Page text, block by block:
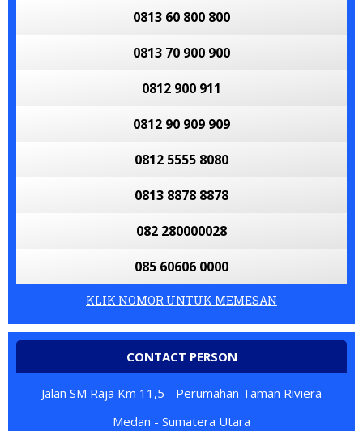
0813 60 800 800
0813 70 900 900
0812 900 911
0812 90 909 909
0812 5555 8080
0813 8878 8878
082 280000028
085 60606 0000
KLIK NOMOR UNTUK MEMESAN
CONTACT PERSON
Jalan SM Raja Km 11,5 - Perumahan Taman Riviera
Medan - Sumatera Utara